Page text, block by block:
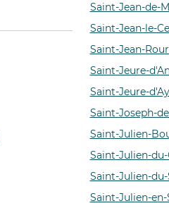
Saint-Jean-de-
Saint-Jean-le-
Saint-Jean-
Saint-Jeure-
Saint-Jeure-
Saint-Joseph-
Saint-Julien-
Saint-Julien-du-
Saint-Julien-
Saint-Julien-